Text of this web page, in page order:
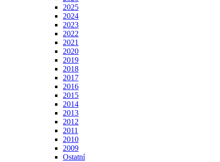
2025
2024
2023
2022
2021
2020
2019
2018
2017
2016
2015
2014
2013
2012
2011
2010
2009
Ostatní